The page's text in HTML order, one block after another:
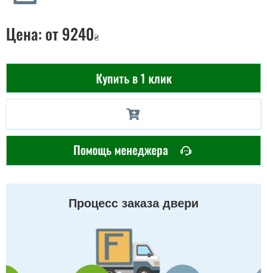
Цена: от 9240₴
Купить в 1 клик
Помощь менеджера
Процесс заказа двери